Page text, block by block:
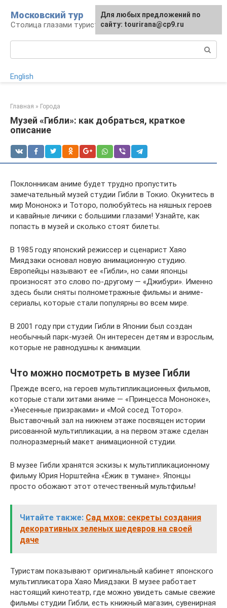
контенту
Московский тур
Столица глазами туриста
English
Главная » Города
Музей «Гибли»: как добраться, краткое
описание
Поклонникам аниме будет трудно пропустить
замечательный музей студии Гибли в Токио. Окунитесь в
мир Мононокэ и Тоторо, полюбуйтесь на няшных героев
и кавайные личики с большими глазами! Узнайте, как
попасть в музей и сколько стоят билеты.
В 1985 году японский режиссер и сценарист Хаяо
Миядзаки основал новую анимационную студию.
Европейцы называют ее «Гибли», но сами японцы
произносят это слово по-другому — «Джибури». Именно
здесь были сняты полнометражные фильмы и аниме-
сериалы, которые стали популярны во всем мире.
В 2001 году при студии Гибли в Японии был создан
необычный парк-музей. Он интересен детям и взрослым,
которые не равнодушны к анимации.
Что можно посмотреть в музее Гибли
Прежде всего, на героев мультипликационных фильмов,
которые стали хитами аниме — «Принцесса Мононоке»,
«Унесенные призраками» и «Мой сосед Тоторо».
Выставочный зал на нижнем этаже посвящен истории
рисованной мультипликации, а на первом этаже сделан
полноразмерный макет анимационной студии.
В музее Гибли хранятся эскизы к мультипликационному
фильму Юрия Норштейна «Ёжик в тумане». Японцы
просто обожают этот отечественный мультфильм!
Читайте также: Сад мхов: секреты создания
декоративных зеленых шедевров на своей
даче
Туристам показывают оригинальный кабинет японского
мультипликатора Хаяо Миядзаки. В музее работает
настоящий кинотеатр, где можно увидеть самые свежие
фильмы студии Гибли, есть книжный магазин, сувенирная
Для любых предложений по
сайту: tourirana@cp9.ru